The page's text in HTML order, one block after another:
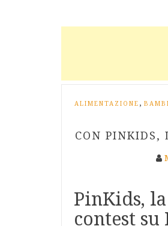
ALIMENTAZIONE ,
CON PINKIDS,
PinKids,
contest